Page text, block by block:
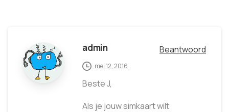
admin Beantwoord
mei 12, 2016
Beste J,
Als je jouw simkaart wilt